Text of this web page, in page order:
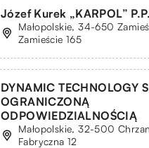
Józef Kurek „KARPOL”
Małopolskie, 34-650
Zamieście 165
DYNAMIC TECHNOLOGY
OGRANICZONĄ
ODPOWIEDZIALNOŚCIĄ
Małopolskie, 32-500
Fabryczna 12